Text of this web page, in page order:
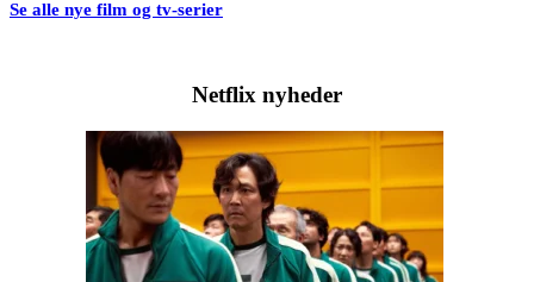
Se alle nye film og tv-serier
Netflix nyheder